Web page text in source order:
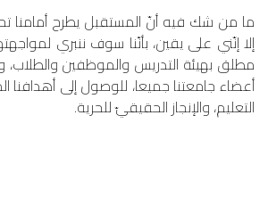
ما من شك فيه أنّ المستقبل يطرح أمامنا
إلا إنّني على يقين، بأنّنا سوف ننبري
مطلق بهيئة التدريس والموظفين والطلاب،
أعضاء جامعتنا جميعا، للوصول إلى أهدافنا
التعليم، والإنجاز الحقيقيّ للحرية.